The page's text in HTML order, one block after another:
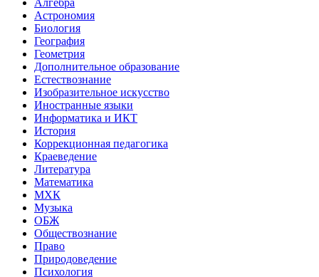
Астрономия
Биология
География
Геометрия
Дополнительное образование
Естествознание
Изобразительное искусство
Иностранные языки
Информатика и ИКТ
История
Коррекционная педагогика
Краеведение
Литература
Математика
МХК
Музыка
ОБЖ
Обществознание
Право
Природоведение
Психология